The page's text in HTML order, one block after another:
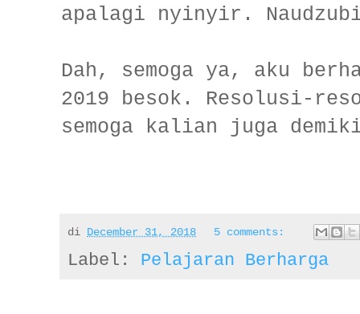
apalagi nyinyir.
Dah, semoga ya, aku
2019 besok. Resolusi-
semoga kalian juga
di December 31, 2018 5 comments:
Label: Pelajaran Berharga